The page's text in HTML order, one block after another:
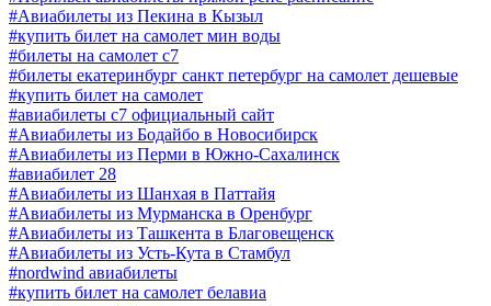
#Авиабилеты из Пекина в Кызыл
#купить билет на самолет мин воды
#билеты на самолет с7
#билеты екатеринбург санкт петербург на самолет дешевые
#купить билет на самолет
#авиабилеты с7 официальный сайт
#Авиабилеты из Бодайбо в Новосибирск
#Авиабилеты из Перми в Южно-Сахалинск
#авиабилет 28
#Авиабилеты из Шанхая в Паттайя
#Авиабилеты из Мурманска в Оренбург
#Авиабилеты из Ташкента в Благовещенск
#Авиабилеты из Усть-Кута в Стамбул
#nordwind авиабилеты
#купить билет на самолет белавиа